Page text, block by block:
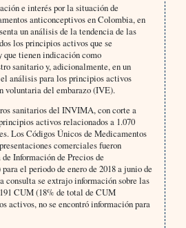
e interés por la situación de
anticonceptivos en Colombia, en
un análisis de la tendencia de las
los principios activos que se
tienen indicación como
sanitario y, adicionalmente, en un
análisis para los principios activos
voluntaria del embarazo (IVE).
sanitarios del INVIMA, con corte a
activos relacionados a 1.070
Los Códigos Únicos de Medicamentos
comerciales fueron
Información de Precios de
el periodo de enero de 2018 a junio de
consulta se extrajo información sobre las
CUM (18% de total de CUM
activos, no se encontró información para